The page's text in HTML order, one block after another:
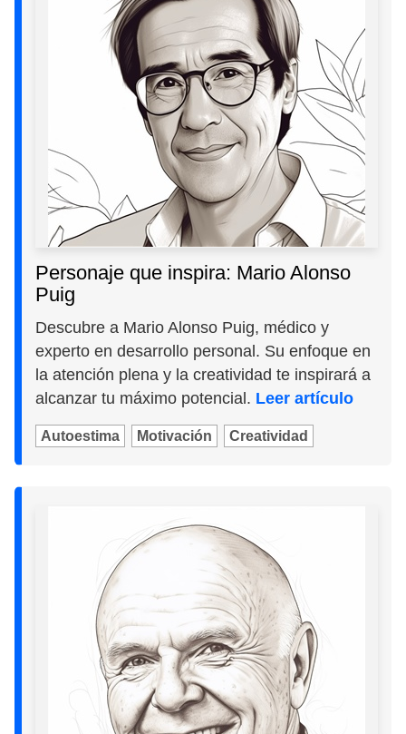
Personaje que inspira: Mario Alonso
Puig
Descubre a Mario Alonso Puig, médico y
experto en desarrollo personal. Su enfoque en
la atención plena y la creatividad te inspirará a
alcanzar tu máximo potencial. Leer artículo
Autoestima Motivación Creatividad